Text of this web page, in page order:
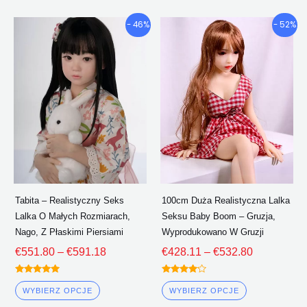
- 46%
Tabita – Realistyczny Seks
Lalka O Małych Rozmiarach,
Nago, Z Płaskimi Piersiami
€551.80 – €591.18
Przedział
cenowy:
€551.80
Poprzez
€591.18
Oceniono
5.00
z 5
WYBIERZ OPCJE
Ten
produkt
ma
wiele
wariantów.
Opcje
można
wybrać
na
produktu
- 52%
100cm Duża Realistyczna Lalka
Seksu Baby Boom – Gruzja,
Wyprodukowano W Gruzji
€428.11 – €532.80
Przedział
cenowy:
Oceniono
4.00
z 5
WYBIERZ OPCJE
wiele
wariantów.
Opcje
można
wybrać
produktu